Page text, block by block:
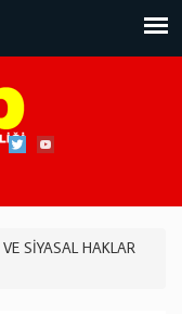
SİYASAL HAKLAR